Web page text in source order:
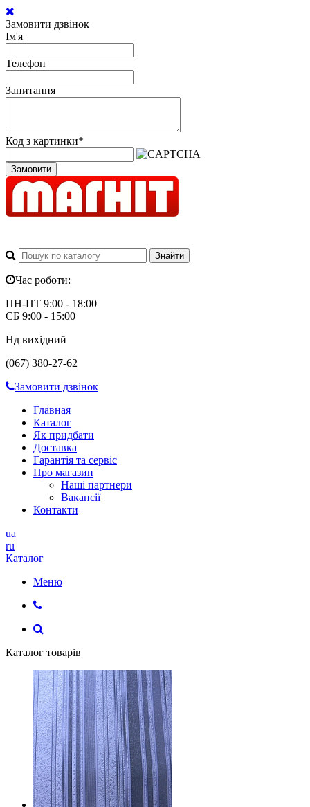
Замовити дзвінок
Ім'я
Телефон
Запитання
Код з картинки*
Замовити
Час роботи:
ПН-ПТ 9:00 - 18:00
СБ 9:00 - 15:00
Нд вихідний
(067) 380-27-62
Замовити дзвінок
Главная
Каталог
Як придбати
Доставка
Гарантія та сервіс
Про магазин
Наші партнери
Вакансії
Контакти
ua
ru
Каталог
Меню
Каталог товарів